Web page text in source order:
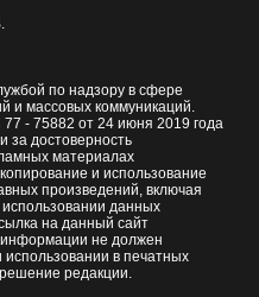
по надзору в сфере
и массовых коммуникаций.
- 75882 от 24 июня 2019 года
за достоверность
материалах
и использование
произведений, включая
данных
на данный сайт
не должен
в печатных
редакции.